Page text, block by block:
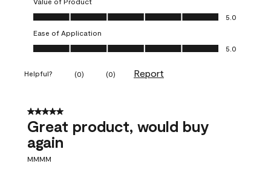
Value of Product, 5.0 out of 5
5.0
Ease of Application
Ease of Application, 5.0 out of 5
5.0
Helpful? (0) (0) Report
5 out of 5 stars.
Great product, would buy
again
MMMM